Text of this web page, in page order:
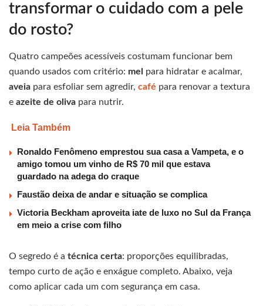
transformar o cuidado com a pele
do rosto?
Quatro campeões acessíveis costumam funcionar bem
quando usados com critério: mel
para hidratar e acalmar,
aveia para esfoliar sem agredir, café para renovar a textura
e azeite de oliva para nutrir.
Leia Também
Ronaldo Fenômeno emprestou sua casa a Vampeta, e o
amigo tomou um vinho de R$ 70 mil que estava
guardado na adega do craque
Faustão deixa de andar e situação se complica
Victoria Beckham aproveita iate de luxo no Sul da França
em meio a crise com filho
O segredo é a técnica certa: proporções equilibradas,
tempo curto de ação e enxágue completo. Abaixo, veja
como aplicar cada um com segurança em casa.